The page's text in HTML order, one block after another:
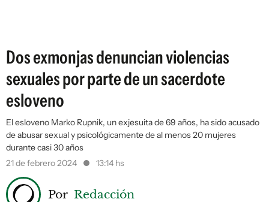
Dos exmonjas denuncian violencias
sexuales por parte de un sacerdote
esloveno
El esloveno Marko Rupnik, un exjesuita de 69 años, ha sido acusado
de abusar sexual y psicológicamente de al menos 20 mujeres
durante casi 30 años
21 de febrero 2024
13:14 hs
Por Redacción